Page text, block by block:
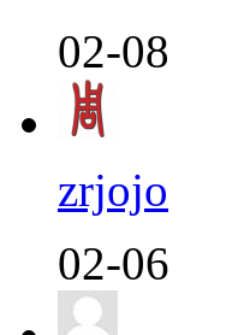
02-08
zrjojo
02-06